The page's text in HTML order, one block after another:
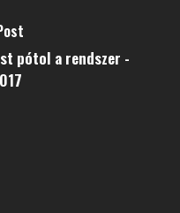
pótol a rendszer -